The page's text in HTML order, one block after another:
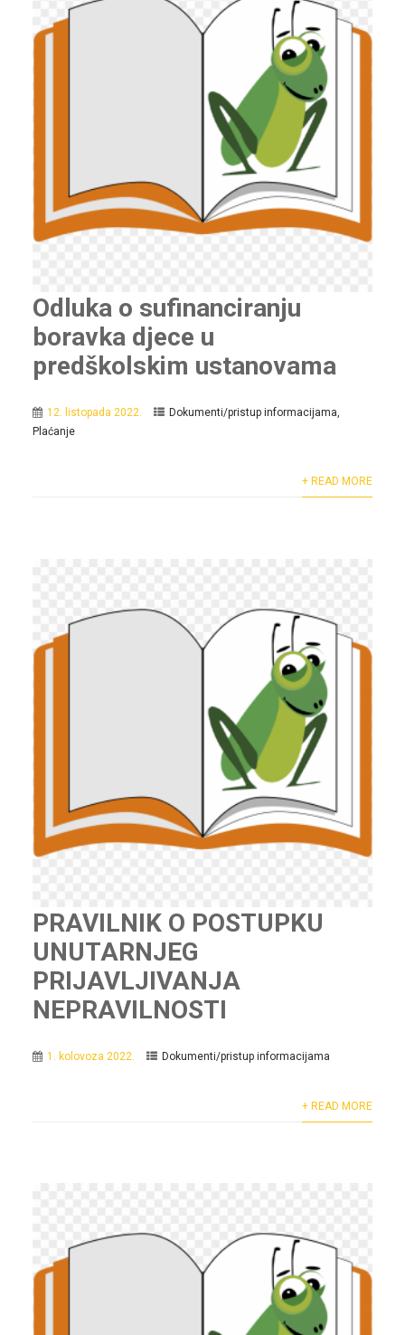
Odluka o sufinanciranju
boravka djece u
predškolskim ustanovama
12. listopada 2022. Dokumenti/pristup informacijama,
Plaćanje
+ READ MORE
PRAVILNIK O POSTUPKU
UNUTARNJEG
PRIJAVLJIVANJA
NEPRAVILNOSTI
1. kolovoza 2022. Dokumenti/pristup informacijama
+ READ MORE